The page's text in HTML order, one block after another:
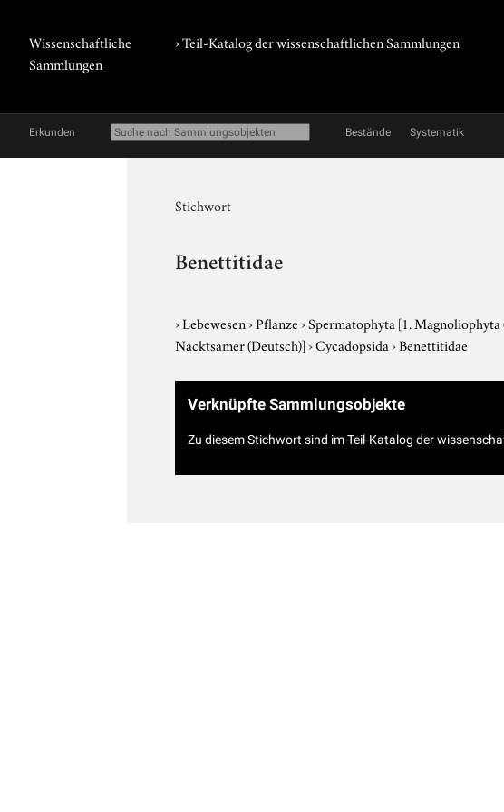
Wissenschaftliche
Sammlungen
› Teil-Katalog der wissenschaftlichen Sammlungen
Erkunden Bestände Systematik
Stichwort
Benettitidae
›Lebewesen›Pflanze›Spermatophyta [1. Magnoliophyta
Nacktsamer (Deutsch)]›Cycadopsida›Benettitidae
Verknüpfte Sammlungsobjekte
Zu diesem Stichwort sind im Teil-Katalog der